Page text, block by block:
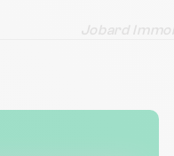
Jobard